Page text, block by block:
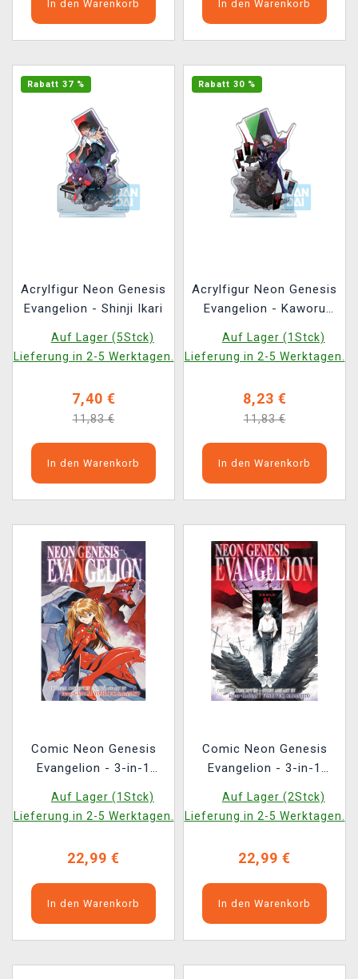
In den Warenkorb In den Warenkorb
Rabatt 37 %
Acrylfigur Neon Genesis
Evangelion - Shinji Ikari
Auf Lager (5Stck)
Lieferung in 2-5 Werktagen.
7,40 €
11,83 €
In den Warenkorb
Rabatt 30 %
Acrylfigur Neon Genesis
Evangelion - Kaworu
Auf Lager (1Stck)
Lieferung in 2-5 Werktagen.
8,23 €
11,83 €
In den Warenkorb
Comic Neon Genesis
Evangelion - 3-in-1
Auf Lager (1Stck)
Lieferung in 2-5 Werktagen.
22,99 €
In den Warenkorb
Comic Neon Genesis
Evangelion - 3-in-1
Auf Lager (2Stck)
Lieferung in 2-5 Werktagen.
22,99 €
In den Warenkorb